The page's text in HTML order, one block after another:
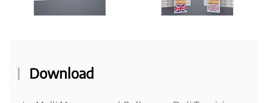
Download